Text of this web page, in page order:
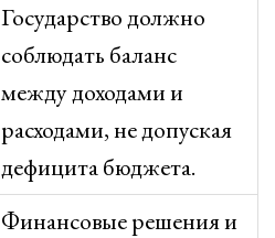
Государство должно
соблюдать баланс
между доходами и
расходами, не допуская
дефицита бюджета.
Финансовые решения и